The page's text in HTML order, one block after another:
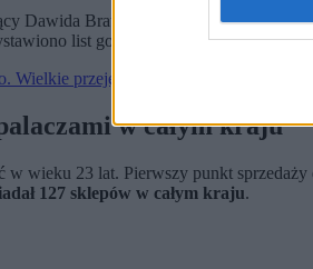
Dawida Bratkę na cztery lata i 10
list gończy.
Wielkie przejęcie na rynku aptek.
w całym kraju
w wieku 23 lat. Pierwszy punkt
127 sklepów w całym kraju.